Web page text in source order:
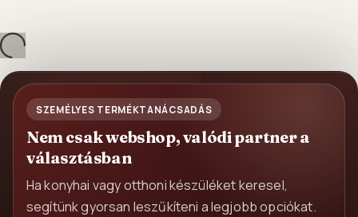
SZEMÉLYES TERMÉKTANÁCSADÁS
Nem csak webshop, valódi partner a
választásban
Ha konyhai vagy otthoni készüléket keresel,
segítünk gyorsan leszűkíteni a legjobb opciókat.